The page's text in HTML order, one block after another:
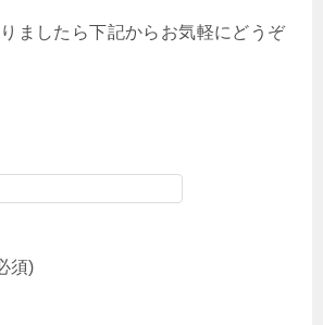
ましたら下記からお気軽にどうぞ
須)